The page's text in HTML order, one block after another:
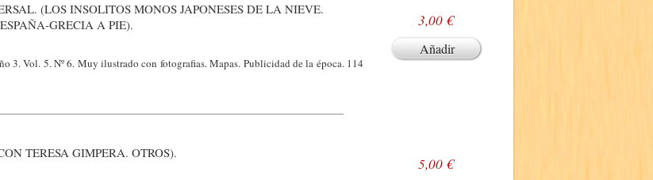
(LOS INSOLITOS MONOS JAPONESES DE LA NIEVE.
GRECIA A PIE).
3. Vol. 5. Nº 6. Muy ilustrado con fotografias. Mapas. Publicidad de la época. 114
3,00 €
Añadir
TERESA GIMPERA. OTROS).
5,00 €